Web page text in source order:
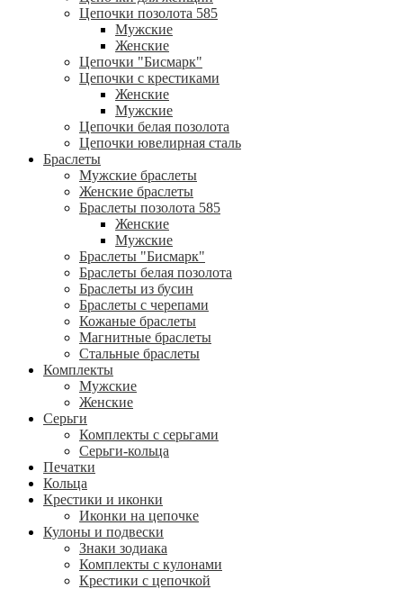
Цепочки позолота 585
Мужские
Женские
Цепочки "Бисмарк"
Цепочки с крестиками
Женские
Мужские
Цепочки белая позолота
Цепочки ювелирная сталь
Браслеты
Мужские браслеты
Женские браслеты
Браслеты позолота 585
Женские
Мужские
Браслеты "Бисмарк"
Браслеты белая позолота
Браслеты из бусин
Браслеты с черепами
Кожаные браслеты
Магнитные браслеты
Стальные браслеты
Комплекты
Мужские
Женские
Серьги
Комплекты с серьгами
Серьги-кольца
Печатки
Кольца
Крестики и иконки
Иконки на цепочке
Кулоны и подвески
Знаки зодиака
Комплекты с кулонами
Крестики с цепочкой